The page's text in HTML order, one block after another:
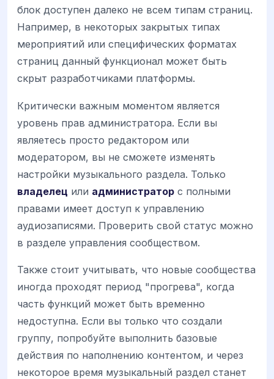
блок доступен далеко не всем типам страниц.
Например, в некоторых закрытых типах
мероприятий или специфических форматах
страниц данный функционал может быть
скрыт разработчиками платформы.
Критически важным моментом является
уровень прав администратора. Если вы
являетесь просто редактором или
модератором, вы не сможете изменять
настройки музыкального раздела. Только
владелец или администратор с полными
правами имеет доступ к управлению
аудиозаписями. Проверить свой статус можно
в разделе управления сообществом.
Также стоит учитывать, что новые сообщества
иногда проходят период "прогрева", когда
часть функций может быть временно
недоступна. Если вы только что создали
группу, попробуйте выполнить базовые
действия по наполнению контентом, и через
некоторое время музыкальный раздел станет